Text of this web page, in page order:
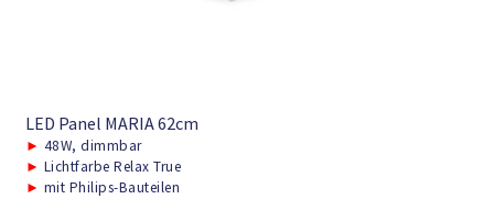
LED Panel MARIA 62cm
► 48W, dimmbar
► Lichtfarbe Relax True
► mit Philips-Bauteilen